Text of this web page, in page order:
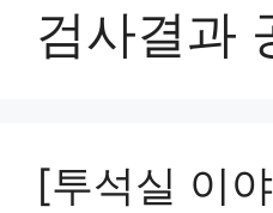
검사결과
[투석실 이